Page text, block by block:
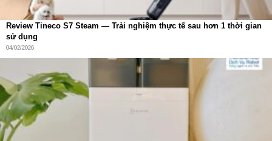
Review Tineco S7 Steam — Trải nghiệm thực tế sau hơn 1 thời gian
sử dụng
04/02/2026